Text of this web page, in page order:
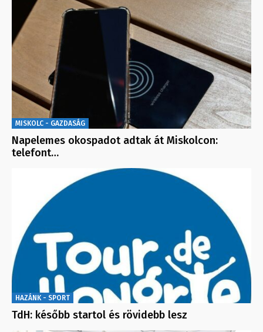
MISKOLC - GAZDASÁG
Napelemes okospadot adtak át Miskolcon:
telefont…
HAZÁNK - SPORT
TdH: később startol és rövidebb lesz